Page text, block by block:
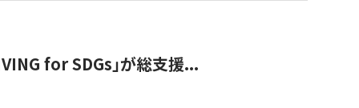
for SDGs」が総支援...